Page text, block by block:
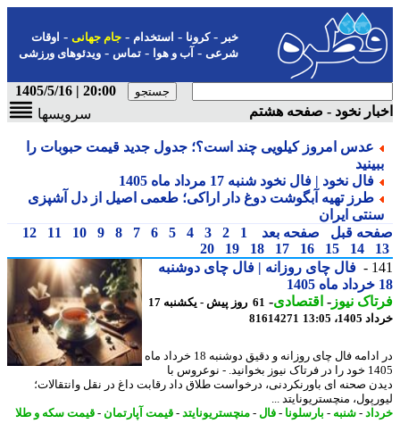
-کرونا-استخدام- جام جهانی-اوقات
شرعی-آب و هوا-تماس-ویدئوهای ورزشی
20:00 | 1405/5/16
نخود - صفحه هشتم
سرویسها
عدس امروز کیلویی چند است؟؛ جدول جدید قیمت حبوبات را
فال نخود | فال نخود شنبه 17 مرداد ماه 1405
طرز تهیه آبگوشت دوغ دار اراکی؛ طعمی اصیل از دل آشپزی
ایران
قبل صفحه بعد 1
2
3
4
5
6
7
8
9
10
11
12
14
15
16
17
18
19
20
فال چای روزانه | فال چای دوشنبه
نیوز-اقتصادی-
61 روز پیش - یکشنبه 17
13:05
81614271
در ادامه فال چای روزانه و دقیق دوشنبه 18 خرداد ماه
1405 خود را در فرتاک نیوز بخوانید. - نوعروس با
صحنه ای باورنکردنی، درخواست طلاق داد رقابت داغ در نقل وانتقالات؛
منچستریونایتد ...
-شنبه-بارسلونا-فال-منچستریونایتد-قیمت آپارتمان-قیمت سکه و طلا